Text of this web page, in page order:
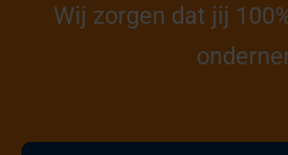
Wij zorgen dat jij